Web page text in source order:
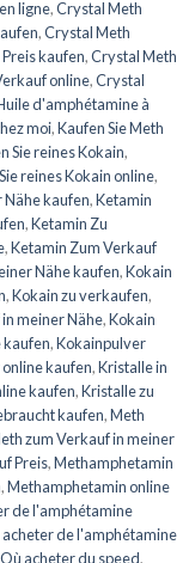
ligne,Crystal Meth
,Crystal Meth
kaufen,Crystal Meth
online,Crystal
d'amphétamine à
moi,Kaufen Sie Meth
Sie reines Kokain,
reines Kokain online,
Nähe kaufen,Ketamin
,Ketamin Zu
,Ketamin Zum Verkauf
Nähe kaufen,Kokain
,Kokain zu verkaufen,
meiner Nähe,Kokain
kaufen,Kokainpulver
kaufen,Kristalle in
kaufen,Kristalle zu
kaufen,Meth
zum Verkauf in meiner
Preis,Methamphetamin
,Methamphetamin online
de l'amphétamine
de l'amphétamine
Où acheter du speed,